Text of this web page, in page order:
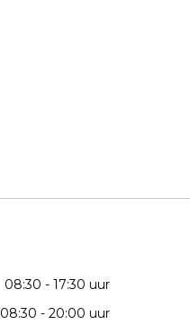
08:30 - 17:30 uur
08:30 - 20:00 uur